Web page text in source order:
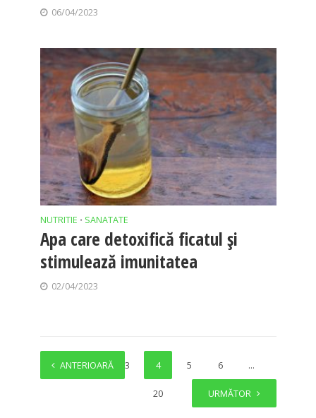
06/04/2023
NUTRITIE • SANATATE
Apa care detoxifică ficatul și
stimulează imunitatea
02/04/2023
ANTERIOARĂ
1 2 3 4 5 6 …
20 URMĂTOR